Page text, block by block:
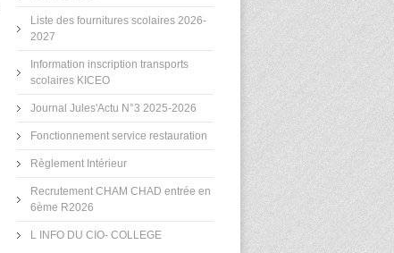
Liste des fournitures scolaires 2026-
2027
Information inscription transports
scolaires KICEO
Journal Jules'Actu N°3 2025-2026
Fonctionnement service restauration
Règlement Intérieur
Recrutement CHAM CHAD entrée en
6ème R2026
L INFO DU CIO- COLLEGE